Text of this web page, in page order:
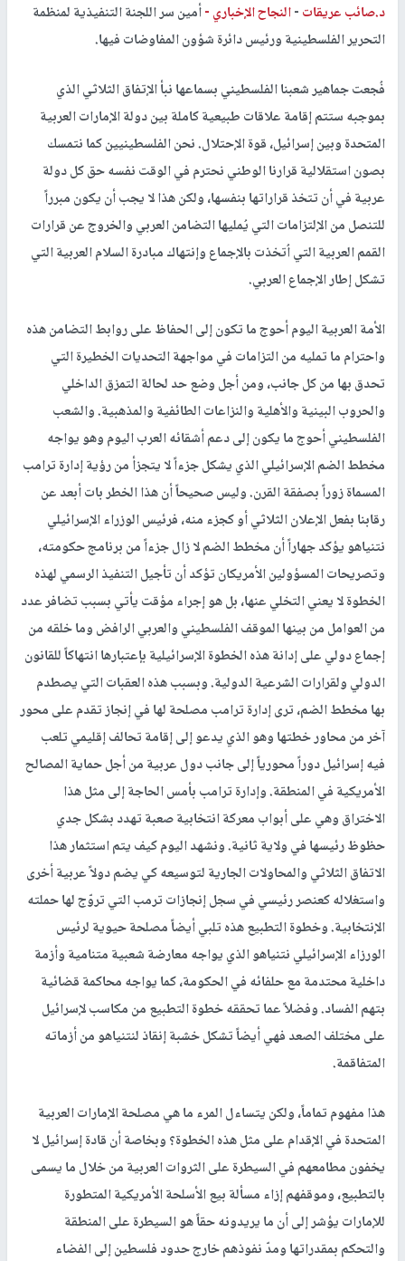
د.صائب عريقات-النجاح الإخباري -أمين سر اللجنة التنفيذية لمنظمة
التحرير الفلسطينية ورئيس دائرة شؤون المفاوضات فيها.
فُجعت جماهير شعبنا الفلسطيني بسماعها نبأ الإتفاق الثلاثي الذي
بموجبه ستتم إقامة علاقات طبيعية كاملة بين دولة الإمارات العربية
المتحدة وبين إسرائيل، قوة الإحتلال. نحن الفلسطينيين كما نتمسك
بصون استقلالية قرارنا الوطني نحترم في الوقت نفسه حق كل دولة
عربية في أن تتخذ قراراتها بنفسها، ولكن هذا لا يجب أن يكون مبرراً
للتنصل من الإلتزامات التي يُمليها التضامن العربي والخروج عن قرارات
القمم العربية التي اُتخذت بالإجماع وإنتهاك مبادرة السلام العربية التي
تشكل إطار الإجماع العربي.
الأمة العربية اليوم أحوج ما تكون إلى الحفاظ على روابط التضامن هذه
واحترام ما تمليه من التزامات في مواجهة التحديات الخطيرة التي
تحدق بها من كل جانب، ومن أجل وضع حد لحالة التمزق الداخلي
والحروب البينية والأهلية والنزاعات الطائفية والمذهبية. والشعب
الفلسطيني أحوج ما يكون إلى دعم أشقائه العرب اليوم وهو يواجه
مخطط الضم الإسرائيلي الذي يشكل جزءاً لا يتجزأ من رؤية إدارة ترامب
المسماة زوراً بصفقة القرن. وليس صحيحاً أن هذا الخطر بات أبعد عن
رقابنا بفعل الإعلان الثلاثي أو كجزء منه، فرئيس الوزراء الإسرائيلي
نتنياهو يؤكد جهاراً أن مخطط الضم لا زال جزءاً من برنامج حكومته،
وتصريحات المسؤولين الأمريكان تؤكد أن تأجيل التنفيذ الرسمي لهذه
الخطوة لا يعني التخلي عنها، بل هو إجراء مؤقت يأتي بسبب تضافر عدد
من العوامل من بينها الموقف الفلسطيني والعربي الرافض وما خلقه من
إجماع دولي على إدانة هذه الخطوة الإسرائيلية بإعتبارها انتهاكاً للقانون
الدولي ولقرارات الشرعية الدولية. وبسبب هذه العقبات التي يصطدم
بها مخطط الضم، ترى إدارة ترامب مصلحة لها في إنجاز تقدم على محور
آخر من محاور خطتها وهو الذي يدعو إلى إقامة تحالف إقليمي تلعب
فيه إسرائيل دوراً محورياً إلى جانب دول عربية من أجل حماية المصالح
الأمريكية في المنطقة. وإدارة ترامب بأمس الحاجة إلى مثل هذا
الاختراق وهي على أبواب معركة انتخابية صعبة تهدد بشكل جدي
حظوظ رئيسها في ولاية ثانية. ونشهد اليوم كيف يتم استثمار هذا
الاتفاق الثلاثي والمحاولات الجارية لتوسيعه كي يضم دولاً عربية أخرى
واستغلاله كعنصر رئيسي في سجل إنجازات ترمب التي تروّج لها حملته
الإنتخابية. وخطوة التطبيع هذه تلبي أيضاً مصلحة حيوية لرئيس
الورزاء الإسرائيلي نتنياهو الذي يواجه معارضة شعبية متنامية وأزمة
داخلية محتدمة مع حلفائه في الحكومة، كما يواجه محاكمة قضائية
بتهم الفساد. وفضلاً عما تحققه خطوة التطبيع من مكاسب لإسرائيل
على مختلف الصعد فهي أيضاً تشكل خشبة إنقاذ لنتنياهو من أزماته
المتفاقمة.
هذا مفهوم تماماً، ولكن يتساءل المرء ما هي مصلحة الإمارات العربية
المتحدة في الإقدام على مثل هذه الخطوة؟ وبخاصة أن قادة إسرائيل لا
يخفون مطامعهم في السيطرة على الثروات العربية من خلال ما يسمى
بالتطبيع، وموقفهم إزاء مسألة بيع الأسلحة الأمريكية المتطورة
للإمارات يؤشر إلى أن ما يريدونه حقاً هو السيطرة على المنطقة
والتحكم بمقدراتها ومدّ نفوذهم خارج حدود فلسطين إلى الفضاء